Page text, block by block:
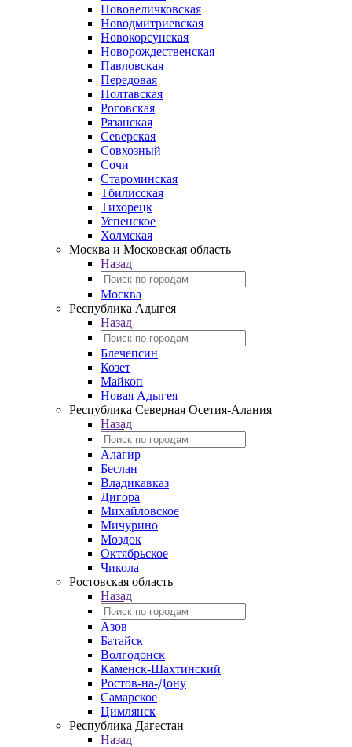
Нововеличковская
Новодмитриевская
Новокорсунская
Новорождественская
Павловская
Передовая
Полтавская
Роговская
Рязанская
Северская
Совхозный
Сочи
Староминская
Тбилисская
Тихорецк
Успенское
Холмская
Москва и Московская область
Назад
Москва
Республика Адыгея
Назад
Блечепсин
Козет
Майкоп
Новая Адыгея
Республика Северная Осетия-Алания
Назад
Алагир
Беслан
Владикавказ
Дигора
Михайловское
Мичурино
Моздок
Октябрьское
Чикола
Ростовская область
Назад
Азов
Батайск
Волгодонск
Каменск-Шахтинский
Ростов-на-Дону
Самарское
Цимлянск
Республика Дагестан
Назад